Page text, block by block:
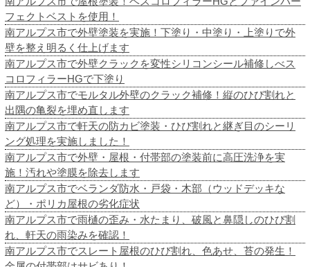
フェクトベストを使用！
南アルプス市で外壁塗装を実施！下塗り・中塗り・上塗りで外
壁を整え明るく仕上げます
南アルプス市で外壁クラックを変性シリコンシール補修しべス
コロフィラーHGで下塗り
南アルプス市でモルタル外壁のクラック補修！縦のひび割れと
出隅の亀裂を埋め直します
南アルプス市で軒天の防カビ塗装・ひび割れと継ぎ目のシーリ
ング処理を実施しました！
南アルプス市で外壁・屋根・付帯部の塗装前に高圧洗浄を実
施！汚れや塗膜を除去します
南アルプス市でベランダ防水・戸袋・木部（ウッドデッキな
ど）・ポリカ屋根の劣化症状
南アルプス市で雨樋の歪み・水たまり、破風と鼻隠しのひび割
れ、軒天の雨染みを確認！
南アルプス市でスレート屋根のひび割れ、色あせ、苔の発生！